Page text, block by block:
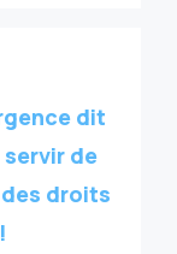
dit
de
droits